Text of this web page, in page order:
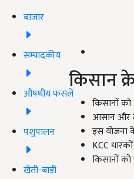
बाजार
सम्पादकीय
औषधीय फसलें
पशुपालन
खेती-बाड़ी
किसान
किसानों
आसान और
इस योजना
KCC
किसानों